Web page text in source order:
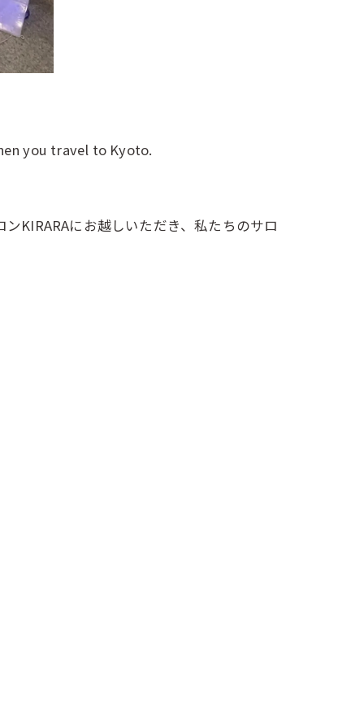
you travel to Kyoto.
KIRARAにお越しいただき、私たちのサロ